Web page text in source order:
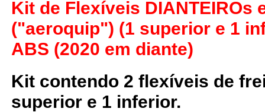
Kit de Flexíveis DIANTEIROs
("aeroquip") (1 superior e 1
ABS (2020 em diante)
Kit contendo 2 flexíveis de
superior e 1 inferior.